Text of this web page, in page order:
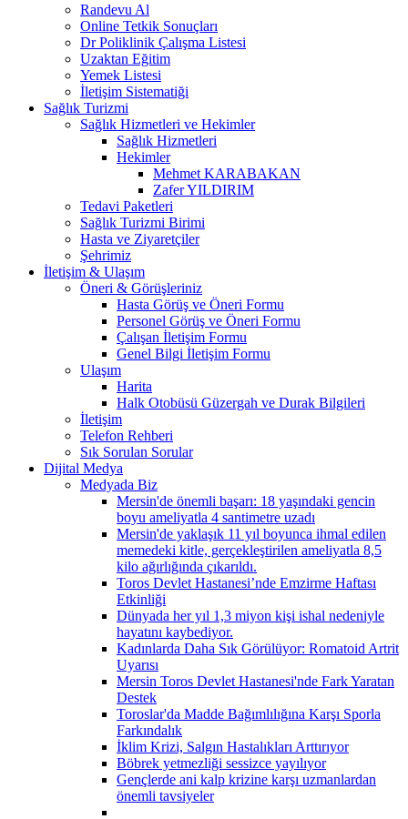
Randevu Al
Online Tetkik Sonuçları
Dr Poliklinik Çalışma Listesi
Uzaktan Eğitim
Yemek Listesi
İletişim Sistematiği
Sağlık Turizmi
Sağlık Hizmetleri ve Hekimler
Sağlık Hizmetleri
Hekimler
Mehmet KARABAKAN
Zafer YILDIRIM
Tedavi Paketleri
Sağlık Turizmi Birimi
Hasta ve Ziyaretçiler
Şehrimiz
İletişim & Ulaşım
Öneri & Görüşleriniz
Hasta Görüş ve Öneri Formu
Personel Görüş ve Öneri Formu
Çalışan İletişim Formu
Genel Bilgi İletişim Formu
Ulaşım
Harita
Halk Otobüsü Güzergah ve Durak Bilgileri
İletişim
Telefon Rehberi
Sık Sorulan Sorular
Dijital Medya
Medyada Biz
Mersin'de önemli başarı: 18 yaşındaki gencin
boyu ameliyatla 4 santimetre uzadı
Mersin'de yaklaşık 11 yıl boyunca ihmal edilen
memedeki kitle, gerçekleştirilen ameliyatla 8,5
kilo ağırlığında çıkarıldı.
Toros Devlet Hastanesi’nde Emzirme Haftası
Etkinliği
Dünyada her yıl 1,3 miyon kişi ishal nedeniyle
hayatını kaybediyor.
Kadınlarda Daha Sık Görülüyor: Romatoid Artrit
Uyarısı
Mersin Toros Devlet Hastanesi'nde Fark Yaratan
Destek
Toroslar'da Madde Bağımlılığına Karşı Sporla
Farkındalık
İklim Krizi, Salgın Hastalıkları Arttırıyor
Böbrek yetmezliği sessizce yayılıyor
Gençlerde ani kalp krizine karşı uzmanlardan
önemli tavsiyeler